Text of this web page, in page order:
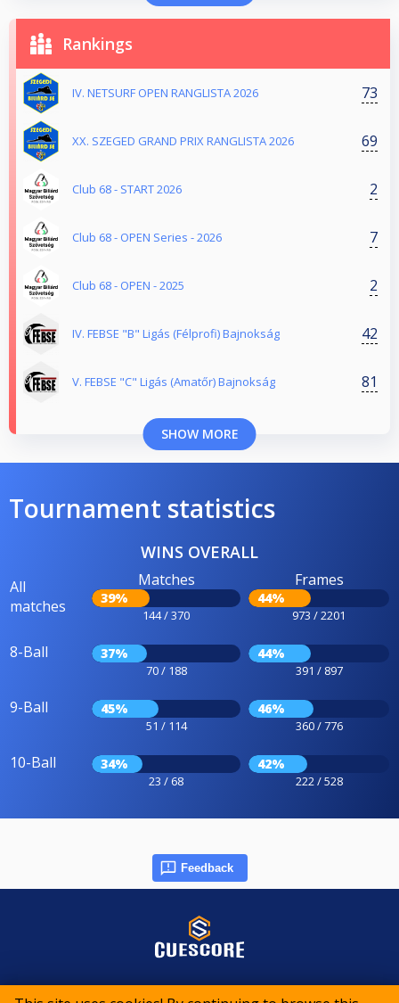
Rankings
IV. NETSURF OPEN RANGLISTA 2026 73
XX. SZEGED GRAND PRIX RANGLISTA 2026 69
Club 68 - START 2026 2
Club 68 - OPEN Series - 2026 7
Club 68 - OPEN - 2025 2
IV. FEBSE "B" Ligás (Félprofi) Bajnokság 42
V. FEBSE "C" Ligás (Amatőr) Bajnokság 81
SHOW MORE
Tournament statistics
WINS OVERALL
All
matches
Matches
39%
144 / 370
Frames
44%
973 / 2201
8-Ball 37%
70 / 188
44%
391 / 897
9-Ball 45%
51 / 114
46%
360 / 776
10-Ball 34%
23 / 68
42%
222 / 528
Feedback
© 2015-2026 CueScore International